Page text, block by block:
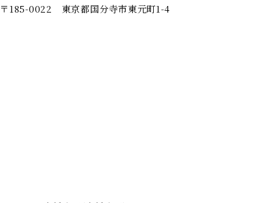
〒185-0022 東京都国分寺市東元町1-4